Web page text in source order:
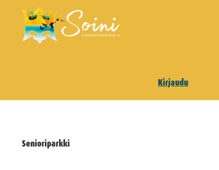
Kirjaudu
Senioriparkki